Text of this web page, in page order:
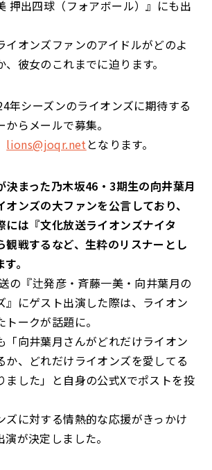
押出四球（フォアボール）』にも出
イオンズファンのアイドルがどのよ
彼女のこれまでに迫ります。
年シーズンのライオンズに期待する
らメールで募集。
lions@joqr.netとなります。
決まった乃木坂46・3期生の向井葉月
ンズの大ファンを公言しており、
には『文化放送ライオンズナイタ
観戦するなど、生粋のリスナーとし
。
の『辻発彦・斉藤一美・向井葉月の
』にゲスト出演した際は、ライオン
ークが話題に。
「向井葉月さんがどれだけライオン
か、どれだけライオンズを愛してる
ました」と自身の公式Xでポストを投
ズに対する情熱的な応援がきっかけ
が決定しました。